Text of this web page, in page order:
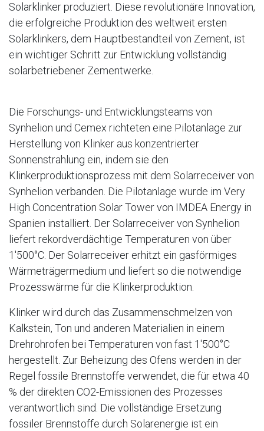
Solarklinker produziert. Diese revolutionäre Innovation,
die erfolgreiche Produktion des weltweit ersten
Solarklinkers, dem Hauptbestandteil von Zement, ist
ein wichtiger Schritt zur Entwicklung vollständig
solarbetriebener Zementwerke.
Die Forschungs- und Entwicklungsteams von
Synhelion und Cemex richteten eine Pilotanlage zur
Herstellung von Klinker aus konzentrierter
Sonnenstrahlung ein, indem sie den
Klinkerproduktionsprozess mit dem Solarreceiver von
Synhelion verbanden. Die Pilotanlage wurde im Very
High Concentration Solar Tower von IMDEA Energy in
Spanien installiert. Der Solarreceiver von Synhelion
liefert rekordverdächtige Temperaturen von über
1'500°C. Der Solarreceiver erhitzt ein gasförmiges
Wärmeträgermedium und liefert so die notwendige
Prozesswärme für die Klinkerproduktion.
Klinker wird durch das Zusammenschmelzen von
Kalkstein, Ton und anderen Materialien in einem
Drehrohrofen bei Temperaturen von fast 1'500°C
hergestellt. Zur Beheizung des Ofens werden in der
Regel fossile Brennstoffe verwendet, die für etwa 40
% der direkten CO2-Emissionen des Prozesses
verantwortlich sind. Die vollständige Ersetzung
fossiler Brennstoffe durch Solarenergie ist ein